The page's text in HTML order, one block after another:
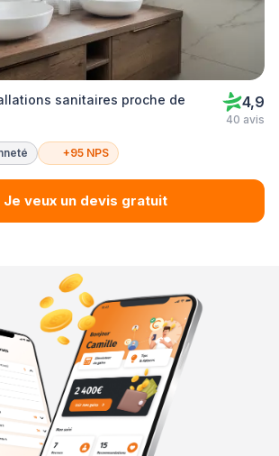
sanitaires proche de
4,9
40 avis
+95 NPS
Je veux un devis gratuit